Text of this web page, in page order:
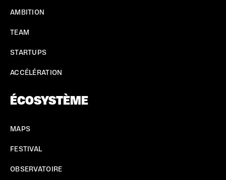
AMBITION
TEAM
STARTUPS
ACCÉLÉRATION
ÉCOSYSTÈME
MAPS
FESTIVAL
OBSERVATOIRE